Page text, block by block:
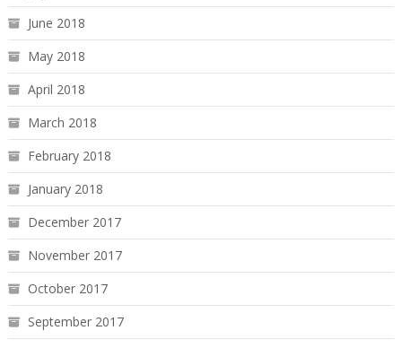
June 2018
May 2018
April 2018
March 2018
February 2018
January 2018
December 2017
November 2017
October 2017
September 2017